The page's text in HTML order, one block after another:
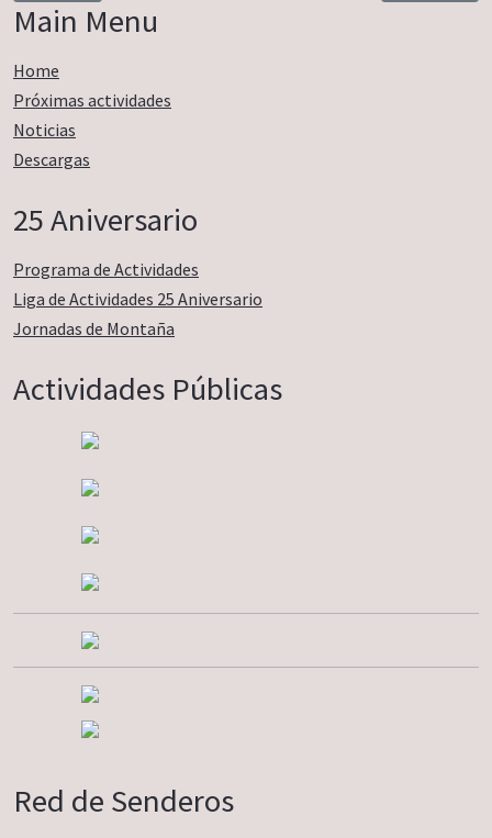
Main Menu
Home
Próximas actividades
Noticias
Descargas
25 Aniversario
Programa de Actividades
Liga de Actividades 25 Aniversario
Jornadas de Montaña
Actividades Públicas
Red de Senderos